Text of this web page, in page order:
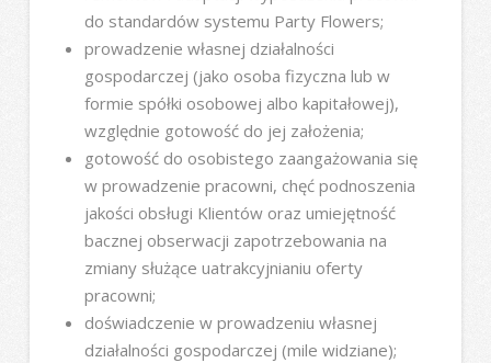
do standardów systemu Party Flowers;
prowadzenie własnej działalności
gospodarczej (jako osoba fizyczna lub w
formie spółki osobowej albo kapitałowej),
względnie gotowość do jej założenia;
gotowość do osobistego zaangażowania się
w prowadzenie pracowni, chęć podnoszenia
jakości obsługi Klientów oraz umiejętność
bacznej obserwacji zapotrzebowania na
zmiany służące uatrakcyjnianiu oferty
pracowni;
doświadczenie w prowadzeniu własnej
działalności gospodarczej (mile widziane);